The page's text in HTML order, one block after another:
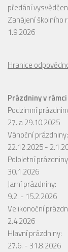
předání
Zahájení školního
1.9.2026
Hranice
Prázdniny v
Podzimní
27. a 29.10.2025
Vánoční prázdniny:
22.12.2025 -
Pololetní
30.1.2026
Jarní prázdniny:
9.2. - 15.2.2026
Velikonoční
2.4.2026
Hlavní prázdniny:
27.6. - 31.8.2026